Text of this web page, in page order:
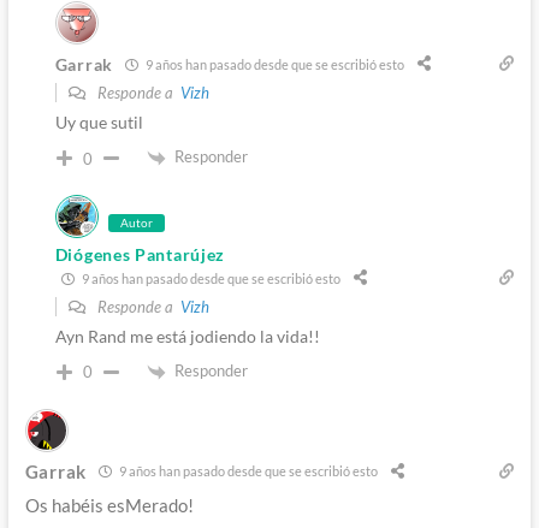
Garrak 9 años han pasado desde que se escribió esto
Responde a Vizh
Uy que sutil
0 Responder
Autor
Diógenes Pantarújez
9 años han pasado desde que se escribió esto
Responde a Vizh
Ayn Rand me está jodiendo la vida!!
0 Responder
Garrak 9 años han pasado desde que se escribió esto
Os habéis esMerado!